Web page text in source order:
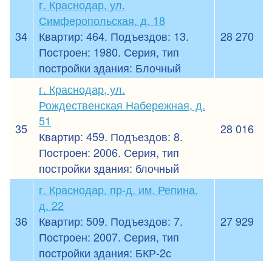
34
г. Краснодар, ул.
Симферопольская, д. 18
Квартир: 464. Подъездов: 13.
Построен: 1980. Серия, тип
постройки здания: Блочный
28 270
35
г. Краснодар, ул.
Рождественская Набережная, д.
51
Квартир: 459. Подъездов: 8.
Построен: 2006. Серия, тип
постройки здания: блочный
28 016
36
г. Краснодар, пр-д. им. Репина,
д. 22
Квартир: 509. Подъездов: 7.
Построен: 2007. Серия, тип
постройки здания: БКР-2с
27 929